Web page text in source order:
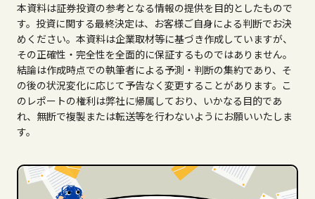
本資料は証券投資の参考となる情報の提供を目的としたもので
す。投資に関する最終決定は、お客様ご自身による判断でお決
めください。本資料は企業取材等に基づき作成していますが、
その正確性・完全性を全面的に保証するものではありません。
結論は作成時点での執筆者による予測・判断の集約であり、そ
の後の状況変化に応じて予告なく変更することがあります。こ
のレポートの権利は弊社に帰属しており、いかなる目的であ
れ、無断で複製または転送等を行わないようにお願いいたしま
す。